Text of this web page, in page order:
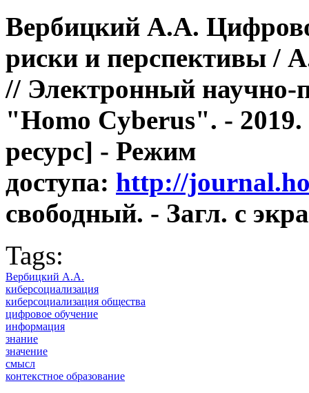
Вербицкий А.А.
риски и перспективы /
// Электронный научно-
"Homo Cyberus". -
ресурс] - Режим
доступа: http://
свободный. - Загл. с
Tags:
Вербицкий А.А.
киберсоциализация
киберсоциализация общества
цифровое обучение
информация
знание
значение
смысл
контекстное образование